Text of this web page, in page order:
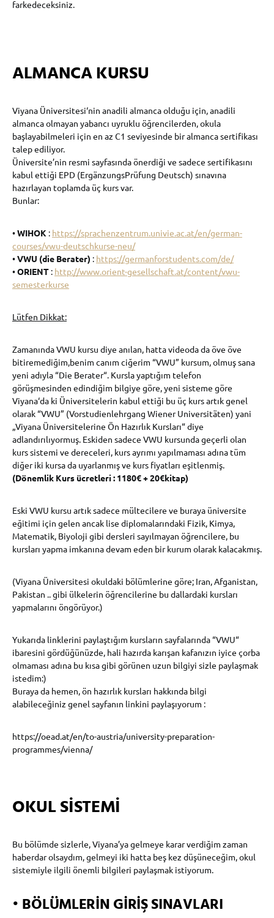
farkedeceksiniz.
ALMANCA KURSU
Viyana Üniversitesi‘nin anadili almanca olduğu için, anadili
almanca olmayan yabancı uyruklu öğrencilerden, okula
başlayabilmeleri için en az C1 seviyesinde bir almanca sertifikası
talep ediliyor.
Üniversite’nin resmi sayfasında önerdiği ve sadece sertifikasını
kabul ettiği EPD (ErgänzungsPrüfung Deutsch) sınavına
hazırlayan toplamda üç kurs var.
Bunlar:
•WIHOK : https://sprachenzentrum.univie.ac.at/en/german-
courses/vwu-deutschkurse-neu/
•VWU (die Berater) : https://germanforstudents.com/de/
•ORIENT : http://www.orient-gesellschaft.at/content/vwu-
semesterkurse
Lütfen Dikkat:
Zamanında VWU kursu diye anılan, hatta videoda da öve öve
bitiremediğim,benim canım ciğerim “VWU” kursum, olmuş sana
yeni adıyla “Die Berater“. Kursla yaptığım telefon
görüşmesinden edindiğim bilgiye göre, yeni sisteme göre
Viyana‘da ki Üniversitelerin kabul ettiği bu üç kurs artık genel
olarak “VWU” (Vorstudienlehrgang Wiener Universitäten) yani
„Viyana Üniversitelerine Ön Hazırlık Kursları“ diye
adlandırılıyormuş. Eskiden sadece VWU kursunda geçerli olan
kurs sistemi ve dereceleri, kurs ayrımı yapılmaması adına tüm
diğer iki kursa da uyarlanmış ve kurs fiyatları eşitlenmiş.
(Dönemlik Kurs ücretleri : 1180€ + 20€kitap)
Eski VWU kursu artık sadece mültecilere ve buraya üniversite
eğitimi için gelen ancak lise diplomalarındaki Fizik, Kimya,
Matematik, Biyoloji gibi dersleri sayılmayan öğrencilere, bu
kursları yapma imkanına devam eden bir kurum olarak kalacakmış.
(Viyana Üniversitesi okuldaki bölümlerine göre; Iran, Afganistan,
Pakistan .. gibi ülkelerin öğrencilerine bu dallardaki kursları
yapmalarını öngörüyor.)
Yukarıda linklerini paylaştığım kursların sayfalarında “VWU“
ibaresini gördüğünüzde, hali hazırda karışan kafanızın iyice çorba
olmaması adına bu kısa gibi görünen uzun bilgiyi sizle paylaşmak
istedim:)
Buraya da hemen, ön hazırlık kursları hakkında bilgi
alabileceğiniz genel sayfanın linkini paylaşıyorum :
https://oead.at/en/to-austria/university-preparation-
programmes/vienna/
OKUL SİSTEMİ
Bu bölümde sizlerle, Viyana’ya gelmeye karar verdiğim zaman
haberdar olsaydım, gelmeyi iki hatta beş kez düşüneceğim, okul
sistemiyle ilgili önemli bilgileri paylaşmak istiyorum.
• BÖLÜMLERİN GİRİŞ SINAVLARI